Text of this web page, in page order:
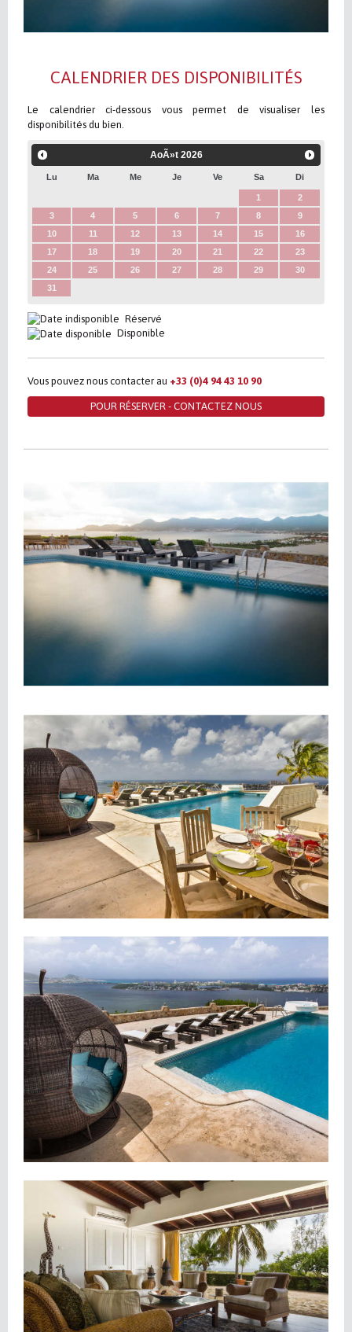
CALENDRIER DES DISPONIBILITÉS
Le calendrier ci-dessous vous permet de visualiser les
disponibilités du bien.
AoÃ»t 2026
Lu Ma Me Je Ve Sa Di
1
2
3
4 5 6 7 8
9
10
11 12 13 14 15
16
17
18 19 20 21 22
23
24
25 26 27 28 29
30
31
Réservé
Disponible
Vous pouvez nous contacter au +33 (0)4 94 43 10 90
POUR RÉSERVER - CONTACTEZ NOUS